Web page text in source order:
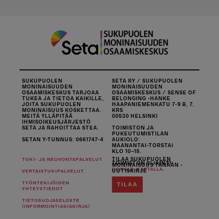
SUKUPUOLEN
MONINAISUUDEN
OSAAMISKESKUS TARJOAA
TUKEA JA TIETOA KAIKILLE,
JOITA SUKUPUOLEN
MONINAISUUS KOSKETTAA.
MEITÄ YLLÄPITÄÄ
IHMISOIKEUSJÄRJESTÖ
SETA JA RAHOITTAA STEA.
SETAN Y-TUNNUS: 0661747-4
SETA RY / SUKUPUOLEN
MONINAISUUDEN
OSAAMISKESKUS / SENSE OF
BELONGING -HANKE
HAAPANIEMENKATU 7-9 B, 7.
KRS
00530 HELSINKI
TOIMISTON JA
PUKEUTUMISTILAN
AUKIOLO:
MAANANTAI-TORSTAI
KLO 10–15.
TOIMISTON SIJAINTI
GOOGLE-KARTALLA
TUKI- JA NEUVONTAPALVELUT
VERTAISTUKIPALVELUT
TYÖNTEKIJÖIDEN
YHTEYSTIEDOT
TIETOSUOJASELOSTE
(INFORMOINTIASIAKIRJA)
TILAA SUKUPUOLEN
MONINAISUUS TÄNÄÄN -
UUTISKIRJE
TILAA